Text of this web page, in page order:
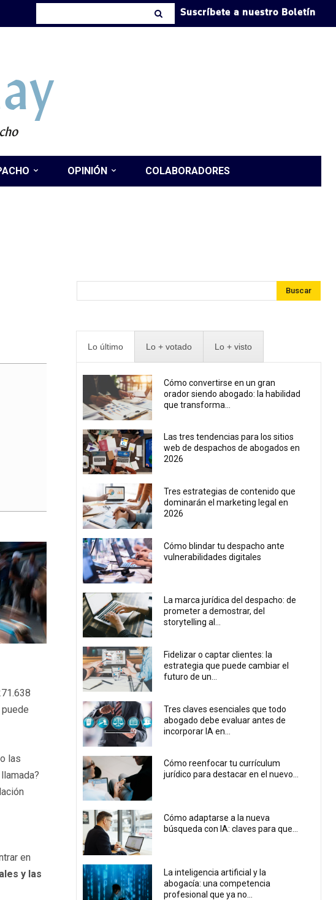
Suscríbete a nuestro Boletín
OPINIÓN COLABORADORES
las
en
y las
Buscar
Lo último Lo + votado Lo + visto
Cómo convertirse en un gran
orador siendo abogado: la habilidad
que transforma...
Las tres tendencias para los sitios
web de despachos de abogados en
2026
Tres estrategias de contenido que
dominarán el marketing legal en
2026
Cómo blindar tu despacho ante
vulnerabilidades digitales
La marca jurídica del despacho: de
prometer a demostrar, del
storytelling al...
Fidelizar o captar clientes: la
estrategia que puede cambiar el
futuro de un...
Tres claves esenciales que todo
abogado debe evaluar antes de
incorporar IA en...
Cómo reenfocar tu currículum
jurídico para destacar en el nuevo...
Cómo adaptarse a la nueva
búsqueda con IA: claves para que...
La inteligencia artificial y la
abogacía: una competencia
profesional que ya no...